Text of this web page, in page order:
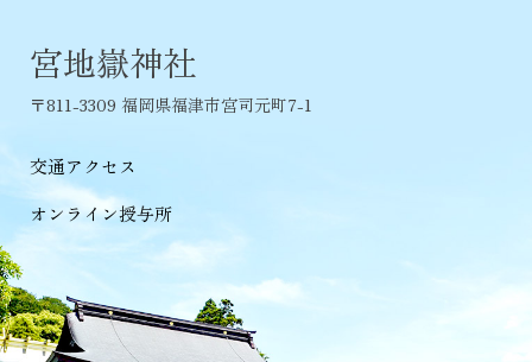
宮地嶽神社
〒811-3309 福岡県福津市宮司元町7-1
交通アクセス
オンライン授与所